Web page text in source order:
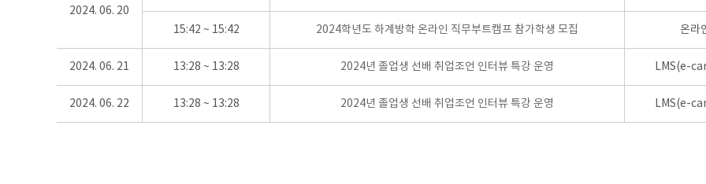
2024. 06. 20
15:42 ~ 15:42 2024학년도 하계방학 온라인 직무부트캠프 참가학생 모집 온라
2024. 06. 21 13:28 ~ 13:28 2024년 졸업생 선배 취업조언 인터뷰 특강 운영 LMS(e-
2024. 06. 22 13:28 ~ 13:28 2024년 졸업생 선배 취업조언 인터뷰 특강 운영 LMS(e-